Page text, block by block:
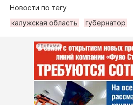
Новости по тегу
калужская область
губернатор
РЕКЛАМА